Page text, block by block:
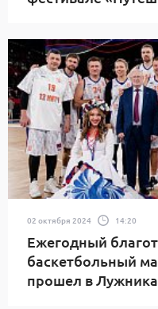
02 октября 2024 14:20
Ежегодный
баскетбольный
прошел в